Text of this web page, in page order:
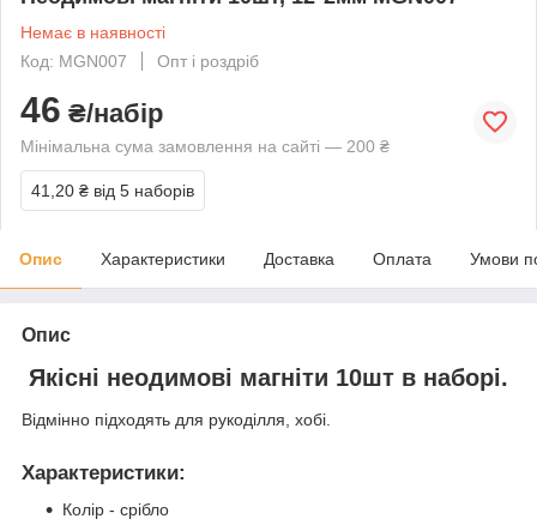
Немає в наявності
Код: MGN007
Опт і роздріб
46 ₴/набір
Мінімальна сума замовлення на сайті — 200 ₴
41,20 ₴ від 5 наборів
Опис Характеристики Доставка Оплата Умови
Опис
Якісні неодимові магніти 10шт в наборі.
Відмінно підходять для рукоділля, хобі.
Характеристики:
Колір - срібло